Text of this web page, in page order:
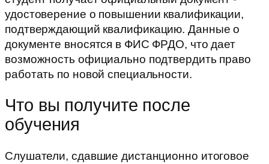
удостоверение о повышении квалификации,
подтверждающий квалификацию. Данные о
документе вносятся в ФИС ФРДО, что дает
возможность официально подтвердить право
работать по новой специальности.
Что вы получите после
обучения
Слушатели, сдавшие дистанционно итоговое